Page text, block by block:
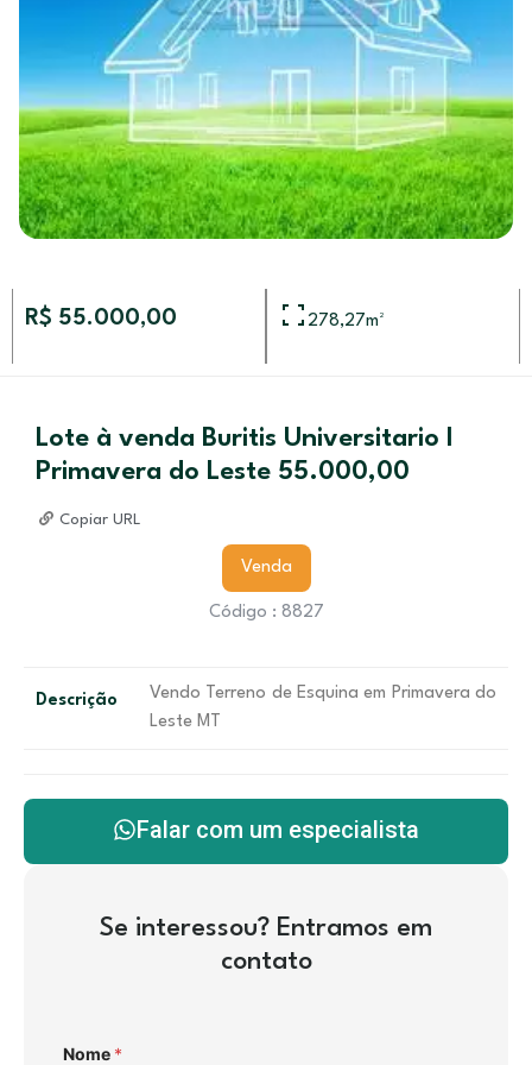
R$ 55.000,00 278,27m²
Lote à venda Buritis Universitario I
Primavera do Leste 55.000,00
Copiar URL
Venda
Código : 8827
Descrição
Vendo Terreno de Esquina em Primavera do
Leste MT
Falar com um especialista
Se interessou? Entramos em
contato
Nome *